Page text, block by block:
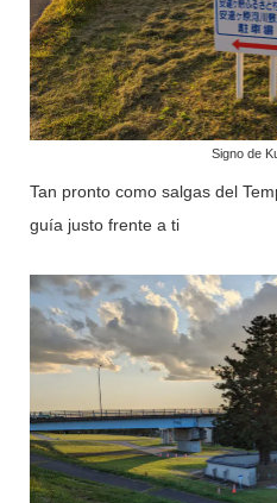
Signo de
Tan pronto como salgas del
guía justo frente a ti